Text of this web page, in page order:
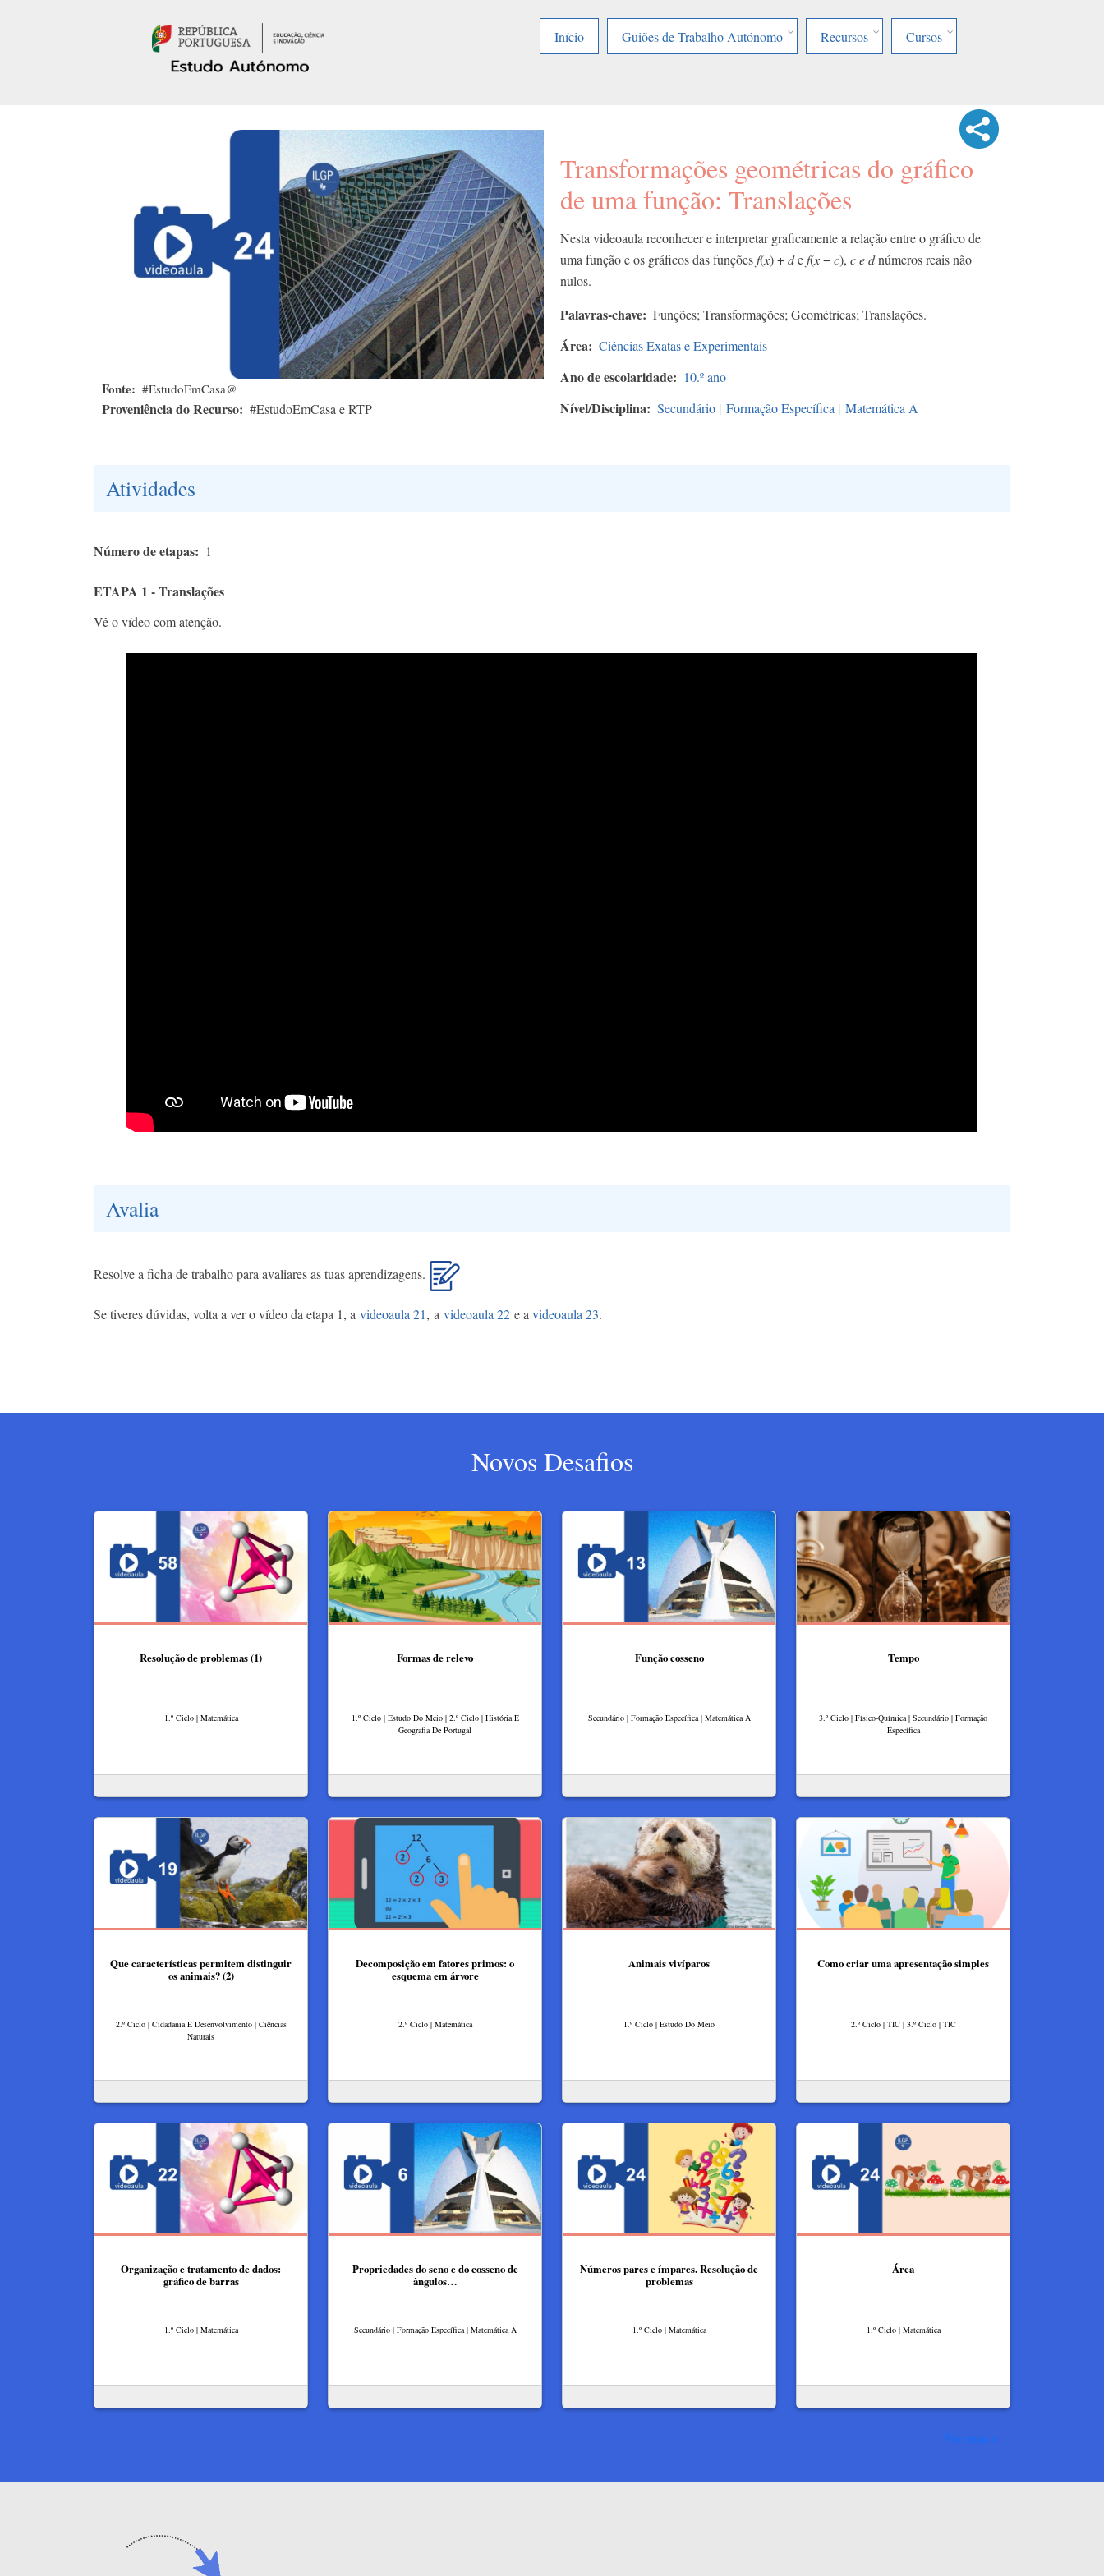
Início
Guiões de Trabalho Autónomo Recursos Cursos
Fonte #EstudoEmCasa@
Proveniência do Recurso #EstudoEmCasa e RTP
Transformações geométricas do gráfico
de uma função: Translações
Nesta videoaula reconhecer e interpretar graficamente a relação entre o gráfico de
uma função e os gráficos das funções 𝑓(𝑥) + 𝑑 e 𝑓(𝑥 − 𝑐), 𝑐 𝑒 𝑑 números reais não
nulos.
Palavras-chave Funções; Transformações; Geométricas; Translações.
Área Ciências Exatas e Experimentais
Ano de escolaridade 10.º ano
Nível/Disciplina Secundário | Formação Específica | Matemática A
Atividades
Número de etapas 1
ETAPA 1 - Translações
Vê o vídeo com atenção.
Avalia
Resolve a ficha de trabalho para avaliares as tuas aprendizagens.
Se tiveres dúvidas, volta a ver o vídeo da etapa 1, a videoaula 21, a videoaula 22 e avideoaula 23.
Novos Desafios
Resolução de problemas (1)
1.º Ciclo | Matemática
Formas de relevo
1.º Ciclo | Estudo Do Meio | 2.º Ciclo | História E
Geografia De Portugal
Função cosseno
Secundário | Formação Específica | Matemática A
Tempo
3.º Ciclo | Físico-Química | Secundário | Formação
Específica
Que características permitem distinguir
os animais? (2)
2.º Ciclo | Cidadania E Desenvolvimento | Ciências
Naturais
Decomposição em fatores primos: o
esquema em árvore
2.º Ciclo | Matemática
Animais vivíparos
1.º Ciclo | Estudo Do Meio
Como criar uma apresentação simples
2.º Ciclo | TIC | 3.º Ciclo | TIC
Organização e tratamento de dados:
gráfico de barras
1.º Ciclo | Matemática
Propriedades do seno e do cosseno de
ângulos…
Secundário | Formação Específica | Matemática A
Números pares e ímpares. Resolução de
problemas
1.º Ciclo | Matemática
Área
1.º Ciclo | Matemática
Ver mais